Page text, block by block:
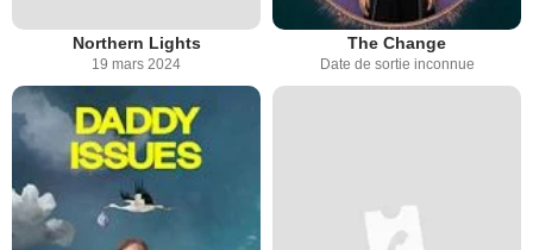
Northern Lights
19 mars 2024
The Change
Date de sortie inconnue